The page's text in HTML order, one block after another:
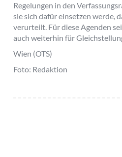
Regelungen in den
sie sich dafür einsetzen werde,
verurteilt. Für diese Agenden
auch weiterhin für
Wien (OTS)
Foto: Redaktion